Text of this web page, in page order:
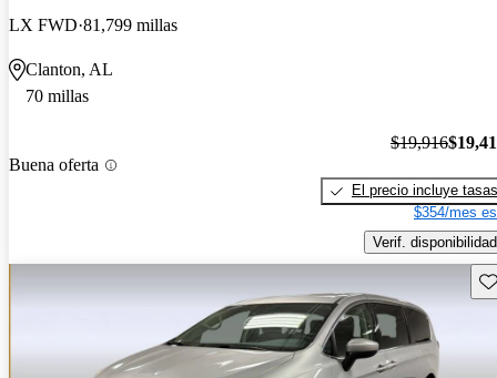
LX FWD 81,799 millas
Clanton, AL
70 millas
Buena oferta
$19,916
El precio incluye tasas
$354/mes
Verif. disponibilidad